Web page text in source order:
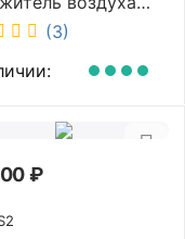
белый
(3)
₽